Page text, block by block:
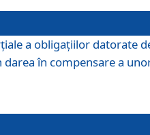
a obligaţiilor datorate
darea în compensare a